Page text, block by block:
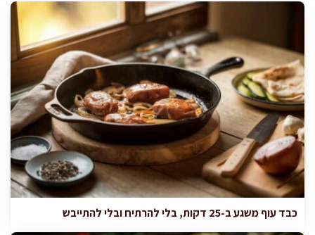
כבד עוף משגע ב-25 דקות, בלי להרתיח ובלי להתייבש